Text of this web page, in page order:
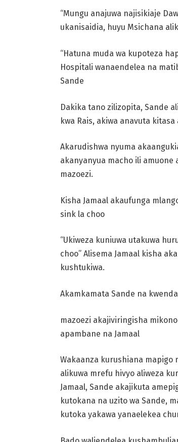
“Mungu anajuwa najisikiaje
ukanisaidia, huyu Msichana
“Hatuna muda wa kupoteza
Hospitali wanaendelea na
Sande
Dakika tano zilizopita, Sande
kwa Rais, akiwa anavuta kitasa
Akarudishwa nyuma
akanyanyua macho ili amuone
mazoezi.
Kisha Jamaal akaufunga
sink la choo
“Ukiweza kuniuwa utakuwa
choo” Alisema Jamaal kisha
kushtukiwa.
Akamkamata Sande na kwenda
mazoezi akajiviringisha
apambane na Jamaal
Wakaanza kurushiana mapigo
alikuwa mrefu hivyo aliweza
Jamaal, Sande akajikuta
kutokana na uzito wa Sande,
kutoka yakawa yanaelekea